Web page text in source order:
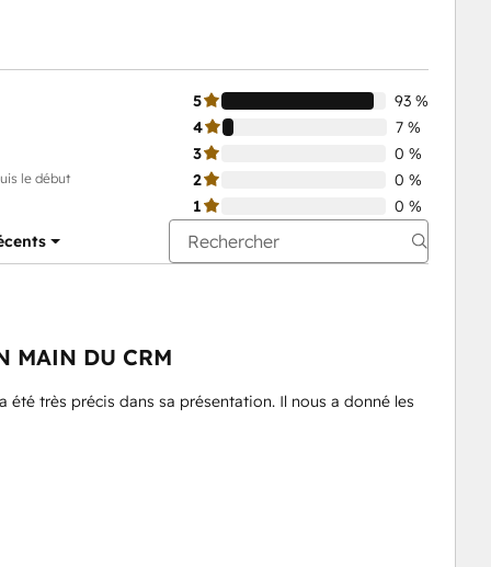
le début
5
93 %
4
7 %
3
0 %
2
0 %
1
0 %
MAIN DU CRM
très précis dans sa présentation. Il nous a donné les